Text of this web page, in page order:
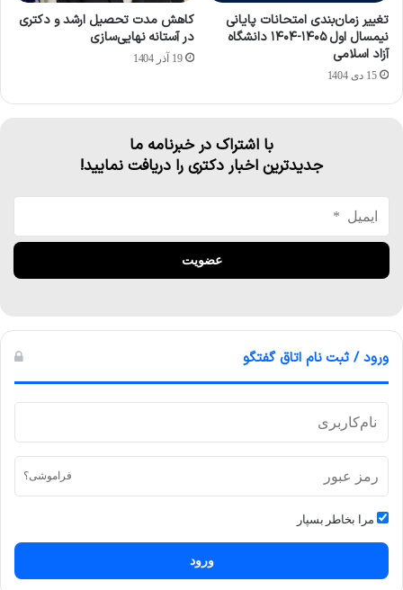
تغییر زمان‌بندی امتحانات پایانی
نیمسال اول ۱۴۰۵-۱۴۰۴ دانشگاه
آزاد اسلامی
15 دی 1404
کاهش مدت تحصیل ارشد و دکتری
در آستانه نهایی‌سازی
19 آذر 1404
با اشتراک در خبرنامه ما
جدیدترین اخبار دکتری را دریافت نمایید!
ورود / ثبت نام اتاق گفتگو
فراموشی؟
مرا بخاطر بسپار
ورود